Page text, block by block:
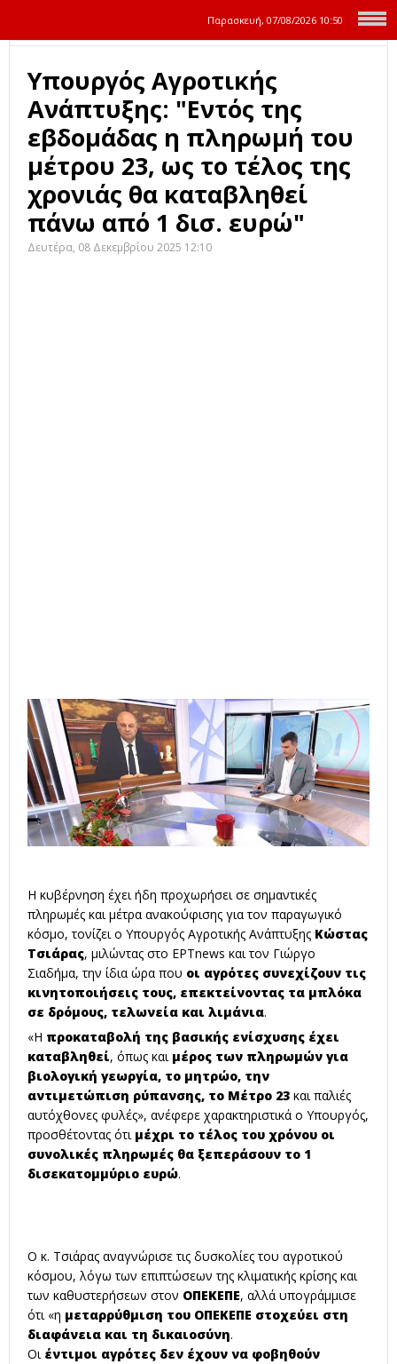
Παρασκευή, 07/08/2026 10:50
Υπουργός Αγροτικής
Ανάπτυξης: "Εντός της
εβδομάδας η πληρωμή του
μέτρου 23, ως το τέλος της
χρονιάς θα καταβληθεί
πάνω από 1 δισ. ευρώ"
Δευτέρα, 08 Δεκεμβρίου 2025 12:10
Η κυβέρνηση έχει ήδη προχωρήσει σε σημαντικές
πληρωμές και μέτρα ανακούφισης για τον παραγωγικό
κόσμο, τονίζει ο Υπουργός Αγροτικής Ανάπτυξης Κώστας
Τσιάρας, μιλώντας στο ΕΡΤnews και τον Γιώργο
Σιαδήμα, την ίδια ώρα που οι αγρότες συνεχίζουν τις
κινητοποιήσεις τους, επεκτείνοντας τα μπλόκα
σε δρόμους, τελωνεία και λιμάνια.
«Η προκαταβολή της βασικής ενίσχυσης έχει
καταβληθεί, όπως και μέρος των πληρωμών για
βιολογική γεωργία, το μητρώο, την
αντιμετώπιση ρύπανσης, το Μέτρο 23 και παλιές
αυτόχθονες φυλές», ανέφερε χαρακτηριστικά ο Υπουργός,
προσθέτοντας ότι μέχρι το τέλος του χρόνου οι
συνολικές πληρωμές θα ξεπεράσουν το 1
δισεκατομμύριο ευρώ.
Ο κ. Τσιάρας αναγνώρισε τις δυσκολίες του αγροτικού
κόσμου, λόγω των επιπτώσεων της κλιματικής κρίσης και
των καθυστερήσεων στον ΟΠΕΚΕΠΕ, αλλά υπογράμμισε
ότι «η μεταρρύθμιση του ΟΠΕΚΕΠΕ στοχεύει στη
διαφάνεια και τη δικαιοσύνη.
Οι έντιμοι αγρότες δεν έχουν να φοβηθούν